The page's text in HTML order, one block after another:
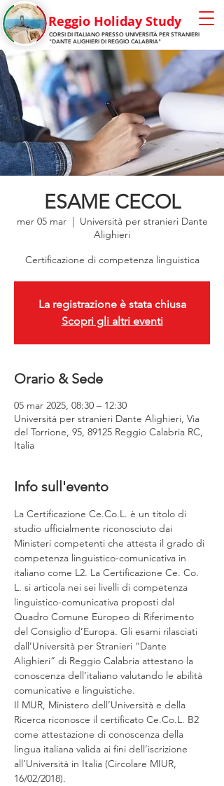
Reggio Holiday Study
CORSI DI ITALIANO PRESSO UNIVERSITÀ PER STRANIERI
"DANTE ALIGHIERI DI REGGIO CALABRIA"
ESAME CECOL
mer 05 mar
  |
Università per stranieri Dante
Alighieri
Certificazione di competenza linguistica
La registrazione è stata chiusa
Scopri gli altri eventi
Orario & Sede
05 mar 2025, 08:30 – 12:30
Università per stranieri Dante Alighieri, Via
del Torrione, 95, 89125 Reggio Calabria RC,
Italia
Info sull'evento
La Certificazione Ce.Co.L. è un titolo di
studio ufficialmente riconosciuto dai
Ministeri competenti che attesta il grado di
competenza linguistico-comunicativa in
italiano come L2. La Certificazione Ce. Co.
L. si articola nei sei livelli di competenza
linguistico-comunicativa proposti dal
Quadro Comune Europeo di Riferimento
del Consiglio d’Europa. Gli esami rilasciati
dall’Università per Stranieri “Dante
Alighieri” di Reggio Calabria attestano la
conoscenza dell’italiano valutando le abilità
comunicative e linguistiche.
Il MUR, Ministero dell’Università e della
Ricerca riconosce il certificato Ce.Co.L. B2
come attestazione di conoscenza della
lingua italiana valida ai fini dell’iscrizione
all’Università in Italia (Circolare MIUR,
16/02/2018).